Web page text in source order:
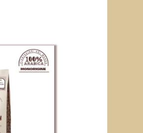
prodotto